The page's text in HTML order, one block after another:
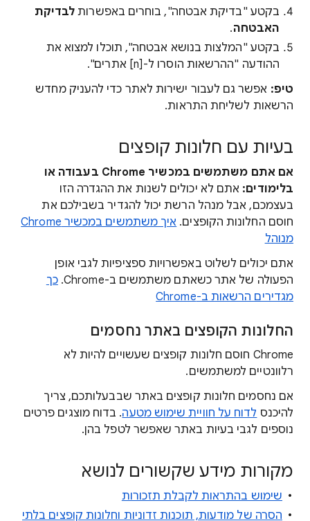
בקטע "בדיקת אבטחה", בוחרים באפשרות לבדיקת
האבטחה.
בקטע "המלצות בנושא אבטחה", תוכלו למצוא את
ההודעה "ההרשאות הוסרו ל-[n] אתרים".
טיפ: אפשר גם לעבור ישירות לאתר כדי להעניק מחדש
הרשאות לשליחת התראות.
בעיות עם חלונות קופצים
אם אתם משתמשים במכשיר Chrome בעבודה או
בלימודים: אתם לא יכולים לשנות את ההגדרה הזו
בעצמכם, אבל מנהל הרשת יכול להגדיר בשבילכם את
חוסם החלונות הקופצים.
איך משתמשים במכשיר Chrome
מנוהל
אתם יכולים לשלוט באפשרויות ספציפיות לגבי אופן
הפעולה של אתר כשאתם משתמשים ב-Chrome.
כך
מגדירים הרשאות ב-Chrome
החלונות הקופצים באתר נחסמים
Chrome חוסם חלונות קופצים שעשויים להיות לא
רלוונטיים למשתמשים.
אם נחסמים חלונות קופצים באתר שבבעלותכם, צריך
להיכנס לדוח על חוויית שימוש מטעה. בדוח מוצגים פרטים
נוספים לגבי בעיות באתר שאפשר לטפל בהן.
מקורות מידע שקשורים לנושא
שימוש בהתראות לקבלת תזכורות
הסרה של מודעות, תוכנות זדוניות וחלונות קופצים בלתי